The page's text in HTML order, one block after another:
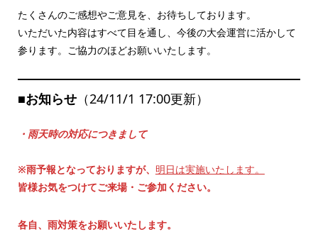
たくさんのご感想やご意見を、お待ちしております。
いただいた内容はすべて目を通し、今後の大会運営に活かして
参ります。ご協力のほどお願いいたします。
■お知らせ（24/11/1 17:00更新）
・雨天時の対応につきまして
※雨予報となっておりますが、 明日は実施いたします。
皆様お気をつけてご来場・ご参加ください。
各自、雨対策をお願いいたします。